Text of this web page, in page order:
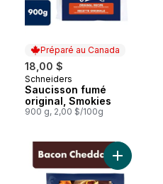
Préparé au Canada
18,00 $
Préparé au Canada
Schneiders
Saucisson fumé
original, Smokies
900 g, 2,00 $/100g
fumé au cheddar fort,
Ajouter